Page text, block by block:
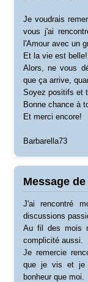
Je voudrais
vous j'ai
l'Amour avec un
Et la vie est belle!
Alors, ne vous
que ça arrive,
Soyez positifs et
Bonne chance à
Et merci encore!
Barbarella73
Message
J'ai rencontré
discussions
Au fil des mois
complicité aussi.
Je remercie
que je vis et je
bonheur que moi.